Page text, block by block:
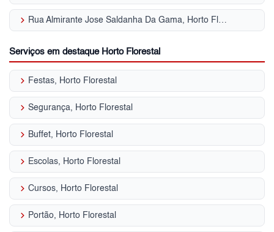
keyboard_arrow_right Rua Almirante Jose Saldanha Da Gama, Horto Florestal
Serviços em destaque Horto Florestal
keyboard_arrow_right Festas, Horto Florestal
keyboard_arrow_right Segurança, Horto Florestal
keyboard_arrow_right Buffet, Horto Florestal
keyboard_arrow_right Escolas, Horto Florestal
keyboard_arrow_right Cursos, Horto Florestal
keyboard_arrow_right Portão, Horto Florestal